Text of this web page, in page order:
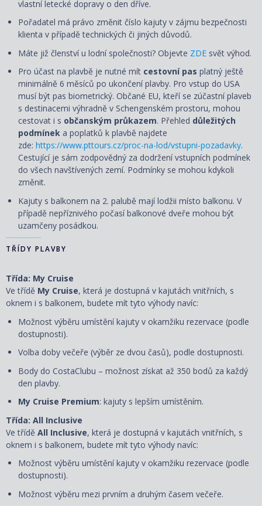
vlastní letecké dopravy o den dříve.
Pořadatel má právo změnit číslo kajuty v zájmu bezpečnosti
klienta v případě technických či jiných důvodů.
Máte již členství u lodní společnosti? Objevte ZDE svět výhod.
Pro účast na plavbě je nutné mít cestovní pas platný ještě
minimálně 6 měsíců po ukončení plavby. Pro vstup do USA
musí být pas biometrický. Občané EU, kteří se zúčastní plaveb
s destinacemi výhradně v Schengenském prostoru, mohou
cestovat i s občanským průkazem. Přehled důležitých
podmínek a poplatků k plavbě najdete
zde: https://www.pttours.cz/proc-na-lod/vstupni-pozadavky.
Cestující je sám zodpovědný za dodržení vstupních podmínek
do všech navštívených zemí. Podmínky se mohou kdykoli
změnit.
Kajuty s balkonem na 2. palubě mají lodžii místo balkonu. V
případě nepříznivého počasí balkonové dveře mohou být
uzamčeny posádkou.
TŘÍDY PLAVBY
Třída: My Cruise
Ve třídě My Cruise, která je dostupná v kajutách vnitřních, s
oknem i s balkonem, budete mít tyto výhody navíc:
Možnost výběru umístění kajuty v okamžiku rezervace (podle
dostupnosti).
Volba doby večeře (výběr ze dvou časů), podle dostupnosti.
Body do CostaClubu – možnost získat až 350 bodů za každý
den plavby.
My Cruise Premium: kajuty s lepším umístěním.
Třída: All Inclusive
Ve třídě All Inclusive, která je dostupná v kajutách vnitřních, s
oknem i s balkonem, budete mít tyto výhody navíc:
Možnost výběru umístění kajuty v okamžiku rezervace (podle
dostupnosti).
Možnost výběru mezi prvním a druhým časem večeře.